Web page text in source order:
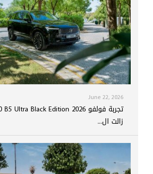
June 22, 2026
زالت ال...